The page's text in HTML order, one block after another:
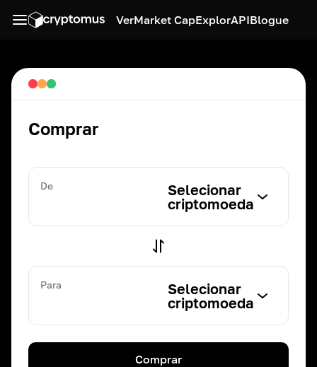
VerMarket CapExplorAPIBlogue
Comprar
De
Selecionar
criptomoeda
Para
Selecionar
criptomoeda
Comprar